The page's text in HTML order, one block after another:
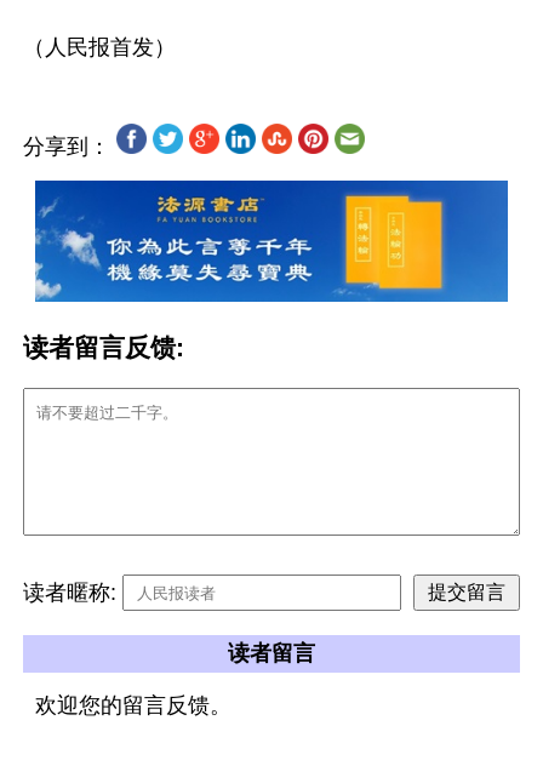
分享到：
读者留言反馈:
读者暱称:
读者留言
欢迎您的留言反馈。